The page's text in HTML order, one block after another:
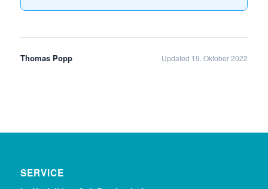
Thomas Popp Updated 19. Oktober 2022
SERVICE